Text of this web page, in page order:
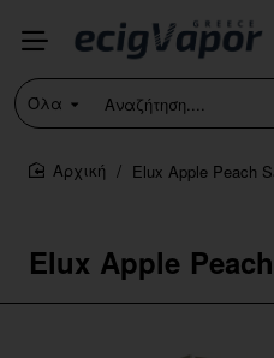
Όλα
Αναζήτηση....
Elux Apple
home
Elux Apple Peach